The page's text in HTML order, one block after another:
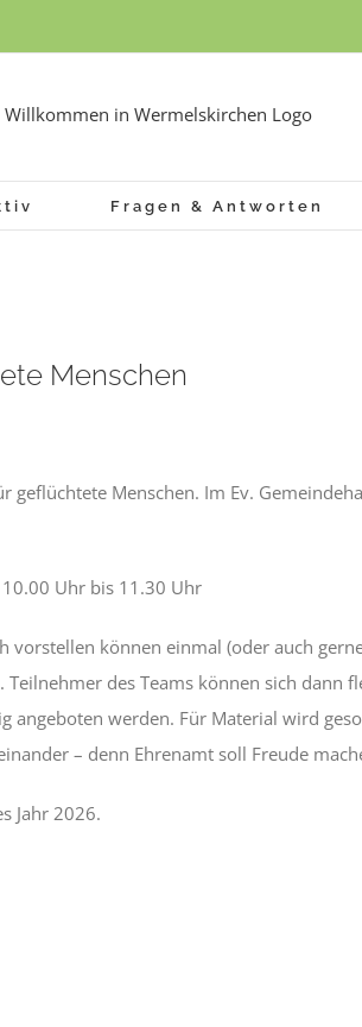
Fragen & Antworten
Menschen
Menschen. Im Ev.
Uhr bis 11.30 Uhr
vorstellen können einmal (oder auch
des Teams können sich dann
angeboten werden. Für Material wird
– denn Ehrenamt soll Freude
Jahr 2026.